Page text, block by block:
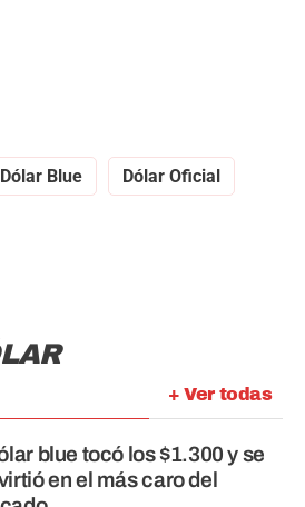
Dólar Blue Dólar Oficial
+ Ver todas
blue tocó los $1.300 y se
en el más caro del